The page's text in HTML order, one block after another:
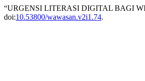
“URGENSI LITERASI DIGITAL BAGI
doi:10.53800/wawasan.v2i1.74.